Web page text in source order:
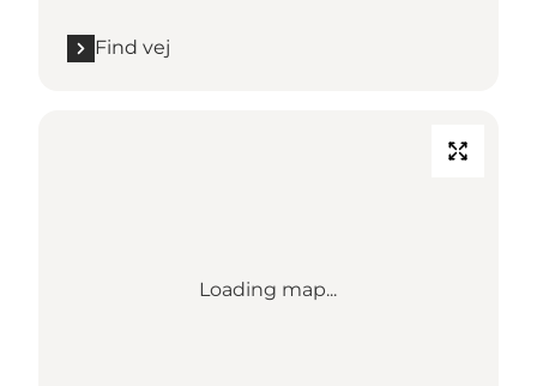
Find vej
Loading map...